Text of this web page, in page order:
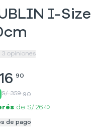
I-Size
3 opiniones
90
S/. 359 90
de S/.26 40
de pago